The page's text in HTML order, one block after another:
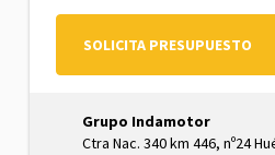
SOLICITA PRESUPUESTO
Grupo Indamotor
Ctra Nac. 340 km 446, nº24